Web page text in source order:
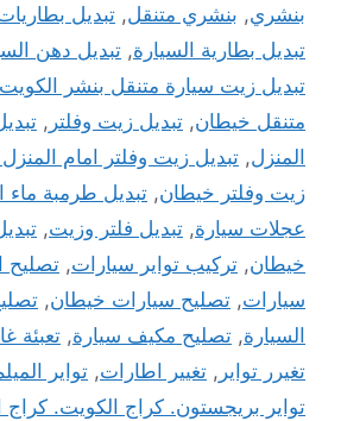
بنشري, بنشري متنقل, تبديل
تبديل بطارية السيارة, تبديل دهن
تبديل زيت سيارة متنقل بنشر الكويت
متنقل خيطان, تبديل زيت وفلتر ,
المنزل, تبديل زيت وفلتر امام
زيت وفلتر خيطان, تبديل طرمبة ماء
عجلات سيارة, تبديل فلتر وزيت,
خيطان, تركيب تواير سيارات, تصليح
سيارات, تصليح سيارات خيطان,
السيارة, تصليح مكيف سيارة, تعبئة
تغيرر تواير , تغيير اطارات, تواير
تواير بريجستون. كراج الكويت. كراج